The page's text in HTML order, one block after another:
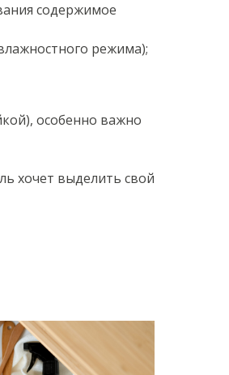
содержимое
режима);
особенно важно
хочет выделить свой